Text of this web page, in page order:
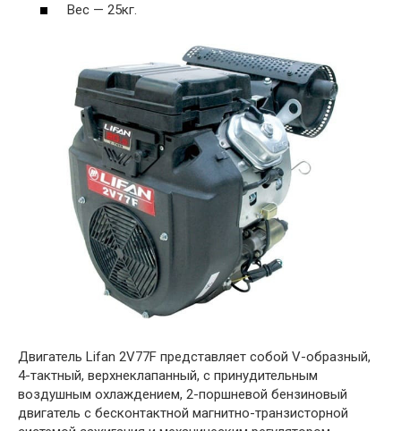
Вес — 25кг.
Двигатель Lifan 2V77F представляет собой V-образный,
4-тактный, верхнеклапанный, с принудительным
воздушным охлаждением, 2-поршневой бензиновый
двигатель с бесконтактной магнитно-транзисторной